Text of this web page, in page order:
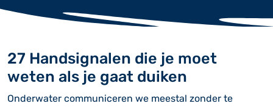
27 Handsignalen die je moet
weten als je gaat duiken
Onderwater communiceren we meestal zonder te